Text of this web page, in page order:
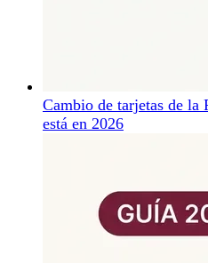
Cambio de tarjetas de la
está en 2026